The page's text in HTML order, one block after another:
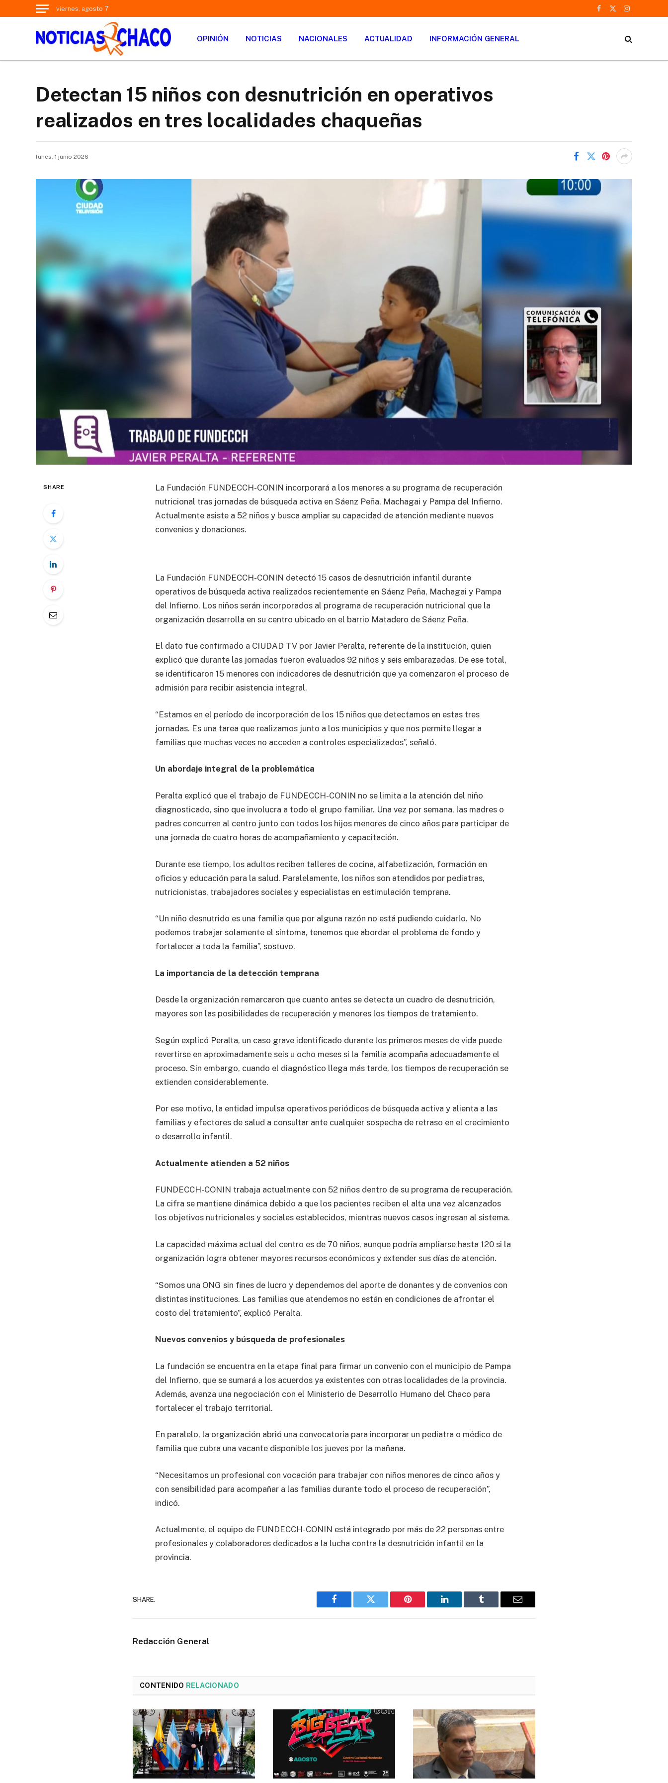
viernes, agosto 7
Facebook
X
Instagram
OPINIÓN NOTICIAS NACIONALES ACTUALIDAD INFORMACIÓN GENERAL
Detectan 15 niños con desnutrición en operativos
realizados en tres localidades chaqueñas
lunes, 1 junio 2026
SHARE
La Fundación FUNDECCH-CONIN incorporará a los menores a su programa de recuperación
nutricional tras jornadas de búsqueda activa en Sáenz Peña, Machagai y Pampa del Infierno.
Actualmente asiste a 52 niños y busca ampliar su capacidad de atención mediante nuevos
convenios y donaciones.
La Fundación FUNDECCH-CONIN detectó 15 casos de desnutrición infantil durante
operativos de búsqueda activa realizados recientemente en Sáenz Peña, Machagai y Pampa
del Infierno. Los niños serán incorporados al programa de recuperación nutricional que la
organización desarrolla en su centro ubicado en el barrio Matadero de Sáenz Peña.
El dato fue confirmado a CIUDAD TV por Javier Peralta, referente de la institución, quien
explicó que durante las jornadas fueron evaluados 92 niños y seis embarazadas. De ese total,
se identificaron 15 menores con indicadores de desnutrición que ya comenzaron el proceso de
admisión para recibir asistencia integral.
“Estamos en el período de incorporación de los 15 niños que detectamos en estas tres
jornadas. Es una tarea que realizamos junto a los municipios y que nos permite llegar a
familias que muchas veces no acceden a controles especializados”, señaló.
Un abordaje integral de la problemática
Peralta explicó que el trabajo de FUNDECCH-CONIN no se limita a la atención del niño
diagnosticado, sino que involucra a todo el grupo familiar. Una vez por semana, las madres o
padres concurren al centro junto con todos los hijos menores de cinco años para participar de
una jornada de cuatro horas de acompañamiento y capacitación.
Durante ese tiempo, los adultos reciben talleres de cocina, alfabetización, formación en
oficios y educación para la salud. Paralelamente, los niños son atendidos por pediatras,
nutricionistas, trabajadores sociales y especialistas en estimulación temprana.
“Un niño desnutrido es una familia que por alguna razón no está pudiendo cuidarlo. No
podemos trabajar solamente el síntoma, tenemos que abordar el problema de fondo y
fortalecer a toda la familia”, sostuvo.
La importancia de la detección temprana
Desde la organización remarcaron que cuanto antes se detecta un cuadro de desnutrición,
mayores son las posibilidades de recuperación y menores los tiempos de tratamiento.
Según explicó Peralta, un caso grave identificado durante los primeros meses de vida puede
revertirse en aproximadamente seis u ocho meses si la familia acompaña adecuadamente el
proceso. Sin embargo, cuando el diagnóstico llega más tarde, los tiempos de recuperación se
extienden considerablemente.
Por ese motivo, la entidad impulsa operativos periódicos de búsqueda activa y alienta a las
familias y efectores de salud a consultar ante cualquier sospecha de retraso en el crecimiento
o desarrollo infantil.
Actualmente atienden a 52 niños
FUNDECCH-CONIN trabaja actualmente con 52 niños dentro de su programa de recuperación.
La cifra se mantiene dinámica debido a que los pacientes reciben el alta una vez alcanzados
los objetivos nutricionales y sociales establecidos, mientras nuevos casos ingresan al sistema.
La capacidad máxima actual del centro es de 70 niños, aunque podría ampliarse hasta 120 si la
organización logra obtener mayores recursos económicos y extender sus días de atención.
“Somos una ONG sin fines de lucro y dependemos del aporte de donantes y de convenios con
distintas instituciones. Las familias que atendemos no están en condiciones de afrontar el
costo del tratamiento”, explicó Peralta.
Nuevos convenios y búsqueda de profesionales
La fundación se encuentra en la etapa final para firmar un convenio con el municipio de Pampa
del Infierno, que se sumará a los acuerdos ya existentes con otras localidades de la provincia.
Además, avanza una negociación con el Ministerio de Desarrollo Humano del Chaco para
fortalecer el trabajo territorial.
En paralelo, la organización abrió una convocatoria para incorporar un pediatra o médico de
familia que cubra una vacante disponible los jueves por la mañana.
“Necesitamos un profesional con vocación para trabajar con niños menores de cinco años y
con sensibilidad para acompañar a las familias durante todo el proceso de recuperación”,
indicó.
Actualmente, el equipo de FUNDECCH-CONIN está integrado por más de 22 personas entre
profesionales y colaboradores dedicados a la lucha contra la desnutrición infantil en la
provincia.
SHARE.
Facebook Twitter Pinterest LinkedIn Tumblr Email
Redacción General
CONTENIDO RELACIONADO